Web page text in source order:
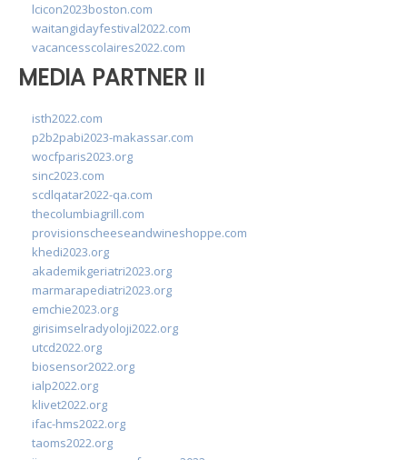
lcicon2023boston.com
waitangidayfestival2022.com
vacancesscolaires2022.com
MEDIA PARTNER II
isth2022.com
p2b2pabi2023-makassar.com
wocfparis2023.org
sinc2023.com
scdlqatar2022-qa.com
thecolumbiagrill.com
provisionscheeseandwineshoppe.com
khedi2023.org
akademikgeriatri2023.org
marmarapediatri2023.org
emchie2023.org
girisimselradyoloji2022.org
utcd2022.org
biosensor2022.org
ialp2022.org
klivet2022.org
ifac-hms2022.org
taoms2022.org